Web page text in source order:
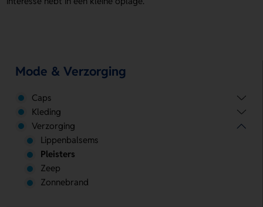
Mode & Verzorging
Caps
Kleding
Verzorging
Lippenbalsems
Pleisters
Zeep
Zonnebrand